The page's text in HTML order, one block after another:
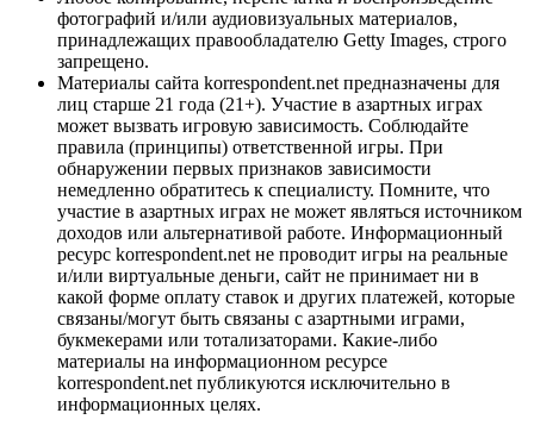
фотографий и/или аудиовизуальных материалов,
принадлежащих правообладателю Getty Images, строго
запрещено.
Материалы сайта korrespondent.net предназначены для
лиц старше 21 года (21+). Участие в азартных играх
может вызвать игровую зависимость. Соблюдайте
правила (принципы) ответственной игры. При
обнаружении первых признаков зависимости
немедленно обратитесь к специалисту. Помните, что
участие в азартных играх не может являться источником
доходов или альтернативой работе. Информационный
ресурс korrespondent.net не проводит игры на реальные
и/или виртуальные деньги, сайт не принимает ни в
какой форме оплату ставок и других платежей, которые
связаны/могут быть связаны с азартными играми,
букмекерами или тотализаторами. Какие-либо
материалы на информационном ресурсе
korrespondent.net публикуются исключительно в
информационных целях.